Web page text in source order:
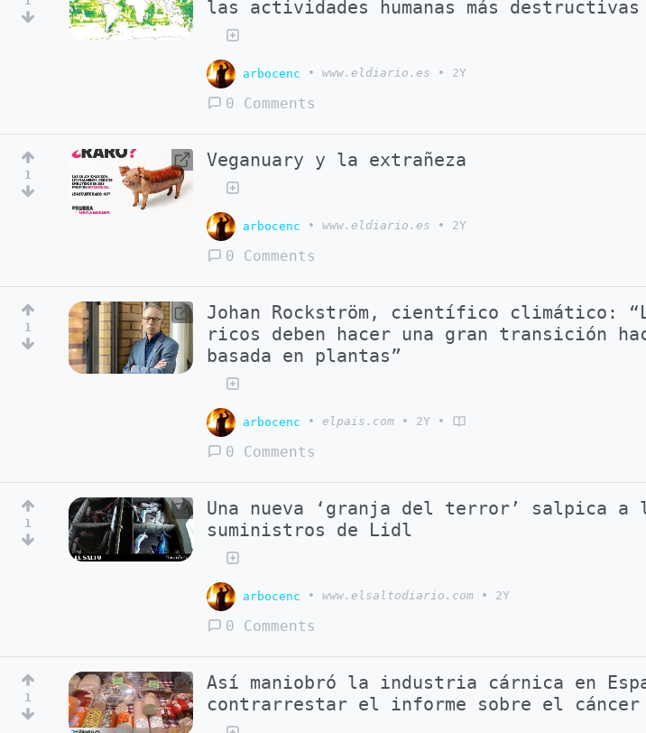
las actividades humanas más destructivas
arbocenc • www.eldiario.es • 2Y
0 Comments
1
Veganuary y la extrañeza
arbocenc • www.eldiario.es • 2Y
0 Comments
1
Johan Rockström, científico climático:
ricos deben hacer una gran transición
basada en plantas”
arbocenc • elpais.com • 2Y •
0 Comments
1
Una nueva ‘granja del terror’ salpica a
suministros de Lidl
arbocenc • www.elsaltodiario.com • 2Y
0 Comments
1
Así maniobró la industria cárnica en
contrarrestar el informe sobre el cáncer